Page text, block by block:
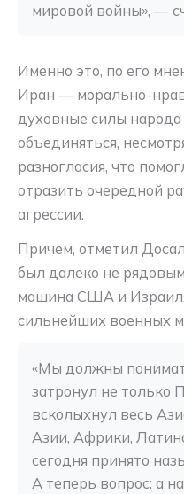
мировой войны», —
Именно это, по его
Иран — морально-
духовные силы народа
объединяться,
разногласия, что
отразить очередной
агрессии.
Причем, отметил
был далеко не
машина США и
сильнейших военных
«Мы должны
затронул не только
всколыхнул весь
Азии, Африки,
сегодня принято
А теперь вопрос: а